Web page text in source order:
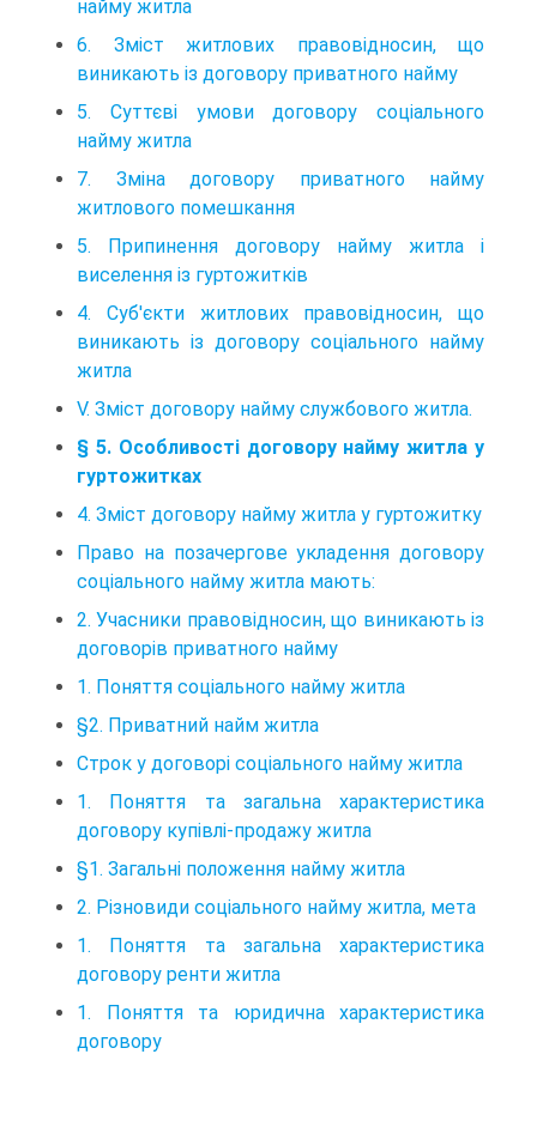
найму житла
6. Зміст житлових правовідносин, що
виникають із договору приватного найму
5. Суттєві умови договору соціального
найму житла
7. Зміна договору приватного найму
житлового помешкання
5. Припинення договору найму житла і
виселення із гуртожитків
4. Суб'єкти житлових правовідносин, що
виникають із договору соціального найму
житла
V. Зміст договору найму службового житла.
§ 5. Особливості договору найму житла у
гуртожитках
4. Зміст договору найму житла у гуртожитку
Право на позачергове укладення договору
соціального найму житла мають:
2. Учасники правовідносин, що виникають із
договорів приватного найму
1. Поняття соціального найму житла
§2. Приватний найм житла
Строк у договорі соціального найму житла
1. Поняття та загальна характеристика
договору купівлі-продажу житла
§1. Загальні положення найму житла
2. Різновиди соціального найму житла, мета
1. Поняття та загальна характеристика
договору ренти житла
1. Поняття та юридична характеристика
договору